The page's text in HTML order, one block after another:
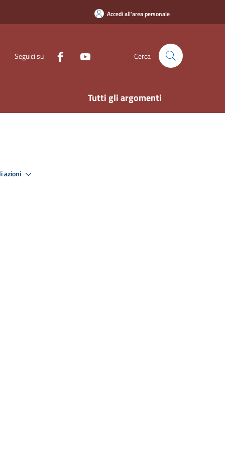
Accedi all'area personale
Seguici su Cerca
Tutti gli argomenti
azioni